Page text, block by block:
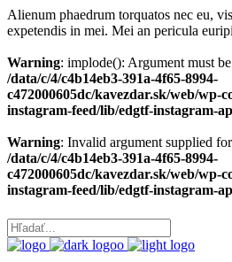
Alienum phaedrum torquatos nec eu,
expetendis in mei. Mei an pericula
Warning: implode(): Argument must
/data/c/4/c4b14eb3-391a-4f65-8994-
c472000605dc/kavezdar.sk/web/wp-
instagram-feed/lib/edgtf-instagram-
Warning: Invalid argument supplied
/data/c/4/c4b14eb3-391a-4f65-8994-
c472000605dc/kavezdar.sk/web/wp-
instagram-feed/lib/edgtf-instagram-